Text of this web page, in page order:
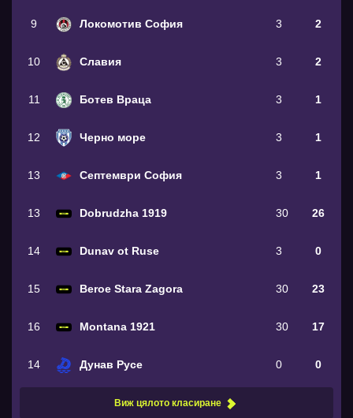
9 Локомотив София 3 2
10 Славия 3 2
11 Ботев Враца 3 1
12 Черно море 3 1
13 Септември София 3 1
13 Dobrudzha 1919 30 26
14 Dunav ot Ruse 3 0
15 Beroe Stara Zagora 30 23
16 Montana 1921 30 17
14 Дунав Русе 0 0
Виж цялото класиране